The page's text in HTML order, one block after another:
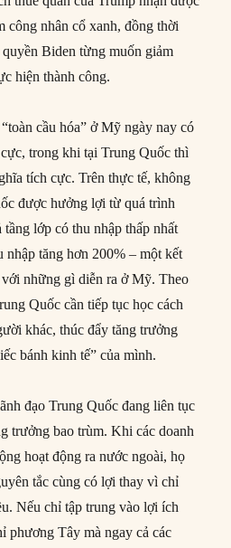
công nhân cổ xanh, đồng thời
Biden từng muốn giảm
hiện thành công.
cầu hóa” ở Mỹ ngày nay có
trong khi tại Trung Quốc thì
tích cực. Trên thực tế, không
được hưởng lợi từ quá trình
tầng lớp có thu nhập thấp nhất
tăng hơn 200% – một kết
với những gì diễn ra ở Mỹ. Theo
Quốc cần tiếp tục học cách
khác, thúc đẩy tăng trưởng
bánh kinh tế” của mình.
đạo Trung Quốc đang liên tục
trưởng bao trùm. Khi các doanh
hoạt động ra nước ngoài, họ
tắc cùng có lợi thay vì chỉ
Nếu chỉ tập trung vào lợi ích
phương Tây mà ngay cả các